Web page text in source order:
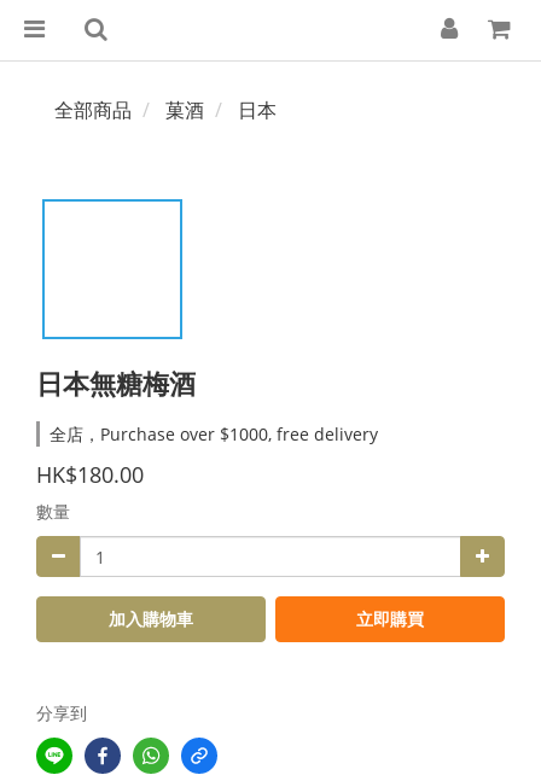
全部商品 菓酒 日本
日本無糖梅酒
全店，Purchase over $1000, free delivery
HK$180.00
數量
加入購物車 立即購買
分享到